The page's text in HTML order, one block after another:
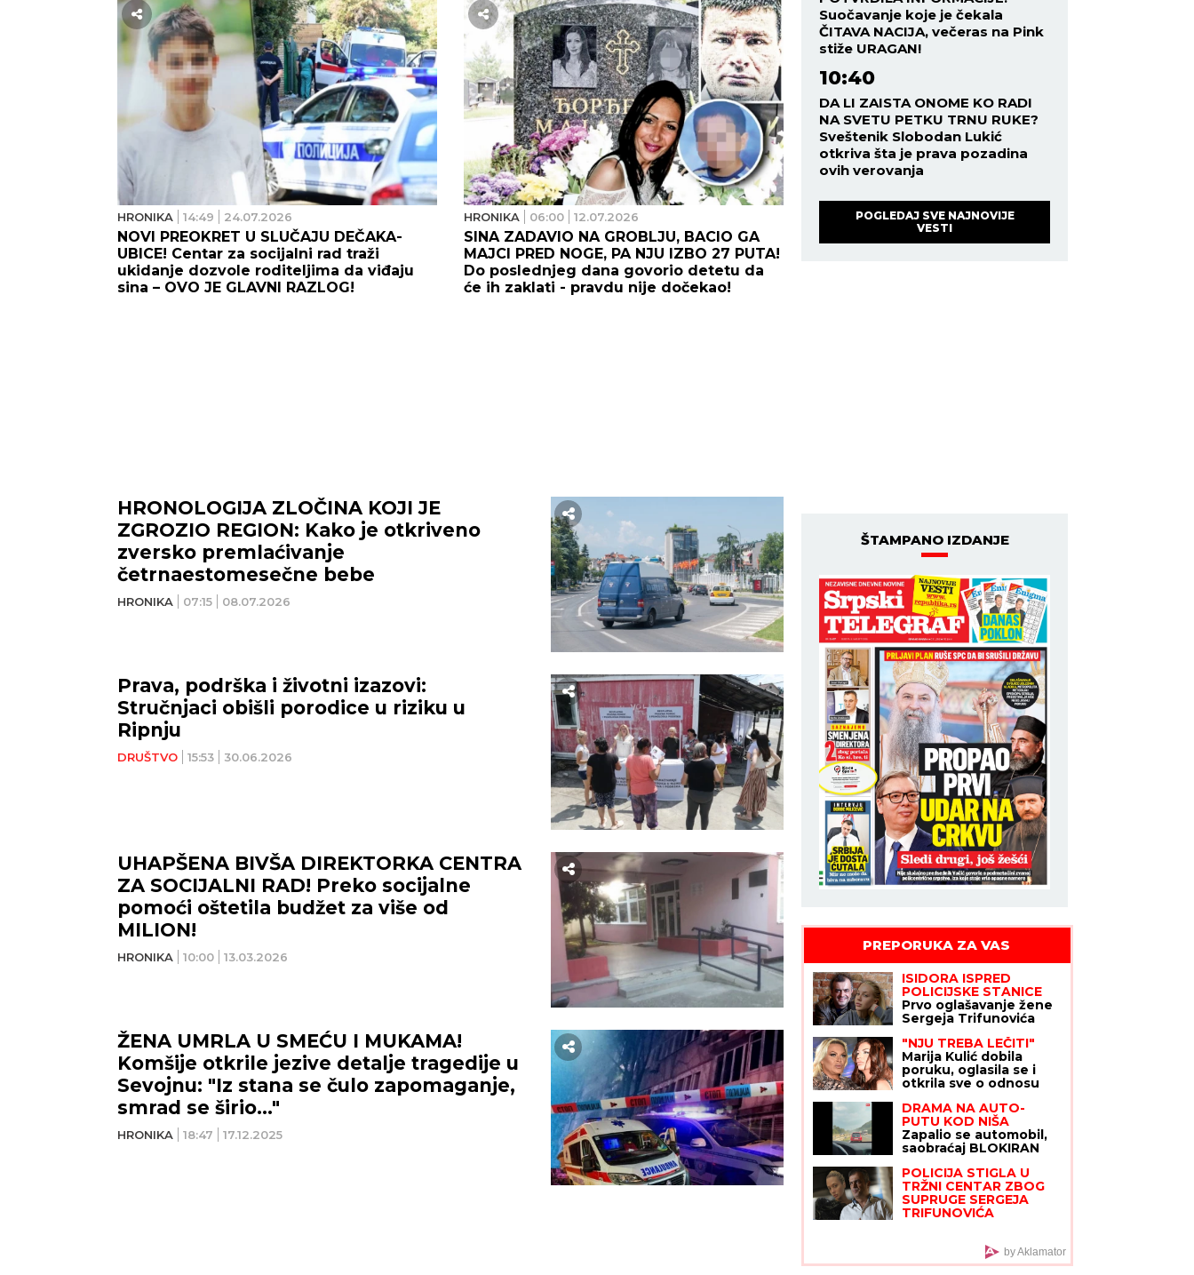
HRONIKA 14:49 24.07.2026
NOVI PREOKRET U SLUČAJU DEČAKA-
UBICE! Centar za socijalni rad traži
ukidanje dozvole roditeljima da viđaju
sina – OVO JE GLAVNI RAZLOG!
HRONIKA 06:00 12.07.2026
SINA ZADAVIO NA GROBLJU, BACIO GA
MAJCI PRED NOGE, PA NJU IZBO 27 PUTA!
Do poslednjeg dana govorio detetu da
će ih zaklati - pravdu nije dočekao!
HRONIKA 07:15 08.07.2026
HRONOLOGIJA ZLOČINA KOJI JE
ZGROZIO REGION: Kako je otkriveno
zversko premlaćivanje
četrnaestomesečne bebe
DRUŠTVO 15:53 30.06.2026
Prava, podrška i životni izazovi:
Stručnjaci obišli porodice u riziku u
Ripnju
HRONIKA 10:00 13.03.2026
UHAPŠENA BIVŠA DIREKTORKA CENTRA
ZA SOCIJALNI RAD! Preko socijalne
pomoći oštetila budžet za više od
MILION!
HRONIKA 18:47 17.12.2025
ŽENA UMRLA U SMEĆU I MUKAMA!
Komšije otkrile jezive detalje tragedije u
Sevojnu: "Iz stana se čulo zapomaganje,
smrad se širio..."
Suočavanje koje je čekala
ČITAVA NACIJA, večeras na Pink
stiže URAGAN!
10:40
DA LI ZAISTA ONOME KO RADI
NA SVETU PETKU TRNU RUKE?
Sveštenik Slobodan Lukić
otkriva šta je prava pozadina
ovih verovanja
POGLEDAJ SVE NAJNOVIJE
VESTI
ŠTAMPANO IZDANJE
PREPORUKA ZA VAS
ISIDORA ISPRED
POLICIJSKE STANICE
Prvo oglašavanje žene
Sergeja Trifunovića
NADLEŽNE zbog nje:
"Samo zato sam došla"
"NJU TREBA LEČITI"
Marija Kulić dobila
poruku, oglasila se i
otkrila sve o odnosu
DRAMA NA AUTO-
PUTU KOD NIŠA
Zapalio se automobil,
saobraćaj BLOKIRAN
POLICIJA STIGLA U
TRŽNI CENTAR ZBOG
SUPRUGE SERGEJA
TRIFUNOVIĆA
reagovalo zbog
SUMNJE NA KRAĐU, pa
by Aklamator